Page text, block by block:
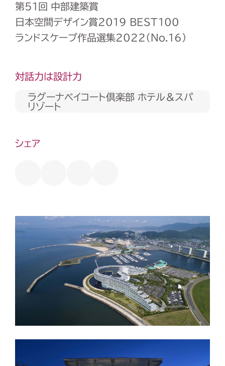
第51回 中部建築賞
日本空間デザイン賞2019 BEST100
ランドスケープ作品選集2022（No.16）
対話力は設計力
ラグーナベイコート倶楽部 ホテル＆スパ
リゾート
シェア